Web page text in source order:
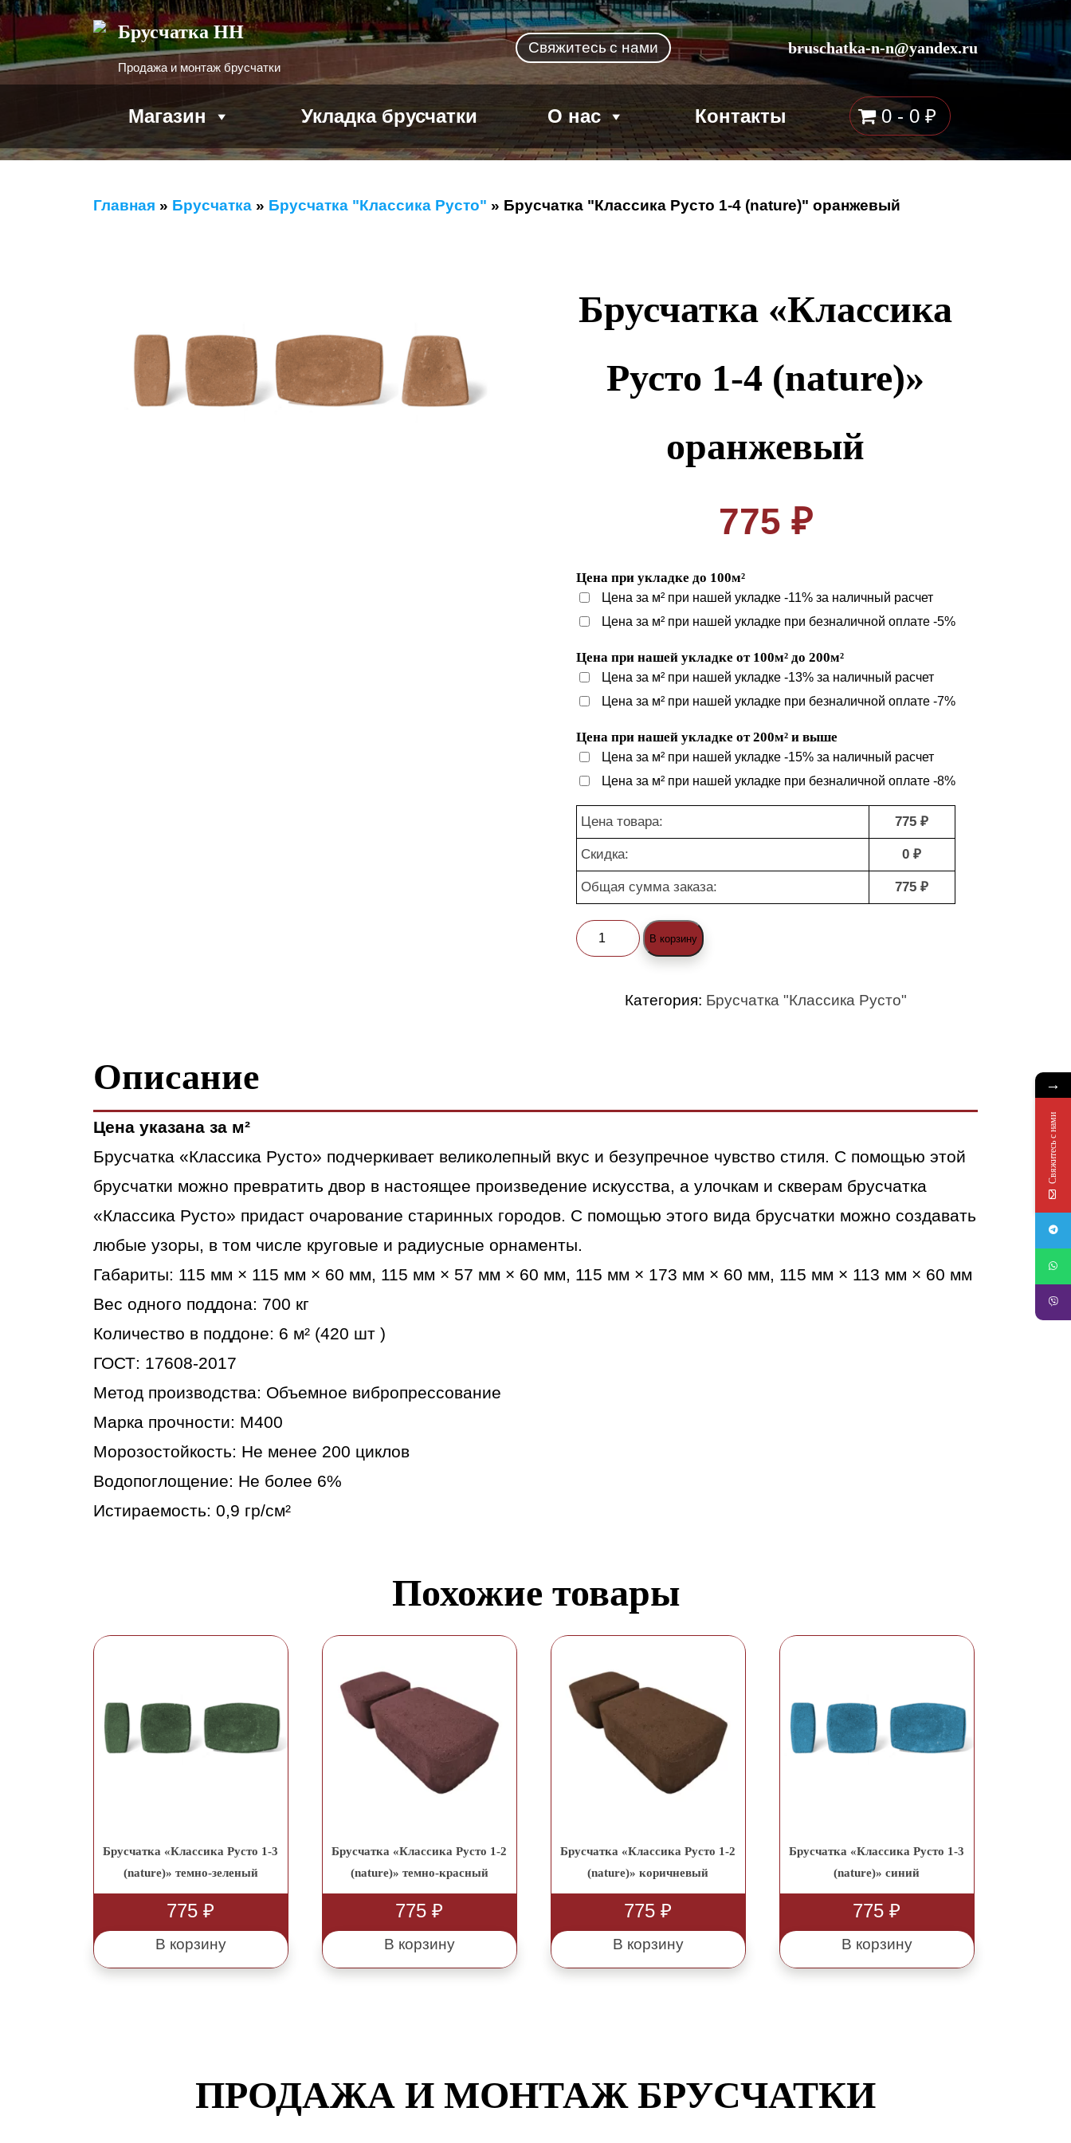
Брусчатка НН
Продажа и монтаж брусчатки
Свяжитесьс нами bruschatka-n-n@yandex.ru
Магазин Укладка брусчатки О нас Контакты 0 -0 ₽
Главная » Брусчатка » Брусчатка "Классика Русто" » Брусчатка "Классика Русто 1-4 (nature)" оранжевый
Брусчатка «Классика
Русто 1-4 (nature)»
оранжевый
775 ₽
Цена при укладке до 100м²
Цена за м² при нашей укладке -11% за наличный расчет
Цена за м² при нашей укладке при безналичной оплате -5%
Цена при нашей укладке от 100м² до 200м²
Цена за м² при нашей укладке -13% за наличный расчет
Цена за м² при нашей укладке при безналичной оплате -7%
Цена при нашей укладке от 200м² и выше
Цена за м² при нашей укладке -15% за наличный расчет
Цена за м² при нашей укладке при безналичной оплате -8%
Цена товара: 775 ₽
Скидка: 0 ₽
Общая сумма заказа: 775 ₽
Количество
товара
оранжевый
В корзину
Категория: Брусчатка "Классика Русто"
Описание
Цена указана за м²
Брусчатка «Классика Русто» подчеркивает великолепный вкус и безупречное чувство стиля. С помощью этой
брусчатки можно превратить двор в настоящее произведение искусства, а улочкам и скверам брусчатка
«Классика Русто» придаст очарование старинных городов. С помощью этого вида брусчатки можно создавать
любые узоры, в том числе круговые и радиусные орнаменты.
Габариты: 115 мм × 115 мм × 60 мм, 115 мм × 57 мм × 60 мм, 115 мм × 173 мм × 60 мм, 115 мм × 113 мм × 60 мм
Вес одного поддона: 700 кг
Количество в поддоне: 6 м² (420 шт )
ГОСТ: 17608-2017
Метод производства: Объемное вибропрессование
Марка прочности: М400
Морозостойкость: Не менее 200 циклов
Водопоглощение: Не более 6%
Истираемость: 0,9 гр/см²
Похожие товары
Брусчатка «Классика Русто 1-3
(nature)» темно-зеленый
775₽
В корзину
Брусчатка «Классика Русто 1-2
(nature)» темно-красный
775₽
В корзину
Брусчатка «Классика Русто 1-2
(nature)» коричневый
775₽
В корзину
Брусчатка «Классика Русто 1-3
(nature)» синий
775₽
В корзину
ПРОДАЖА И МОНТАЖ БРУСЧАТКИ
→
Свяжитесь с нами